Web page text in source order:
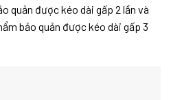
quản được kéo dài gấp 2 lần và
bảo quản được kéo dài gấp 3